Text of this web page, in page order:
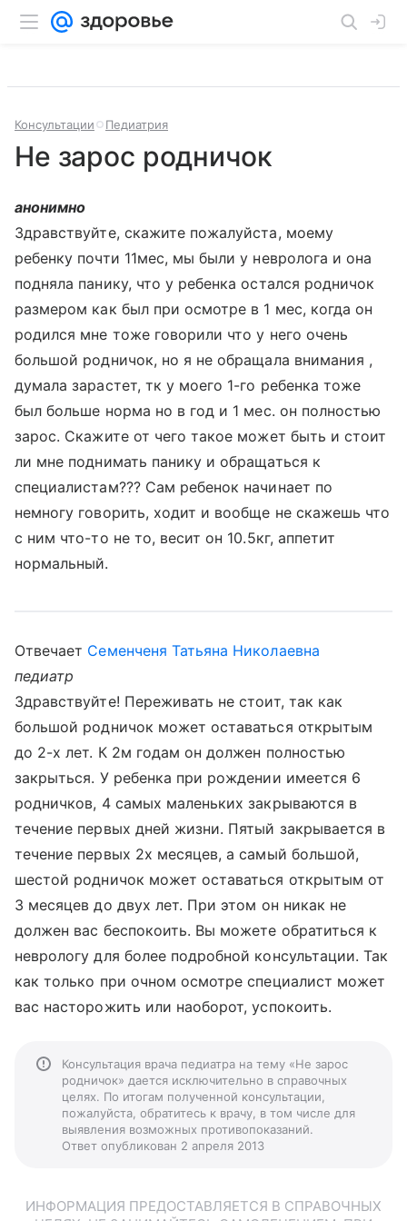
Консультации Педиатрия
Не зарос родничок
анонимно
Здравствуйте, скажите пожалуйста, моему
ребенку почти 11мес, мы были у невролога и она
подняла панику, что у ребенка остался родничок
размером как был при осмотре в 1 мес, когда он
родился мне тоже говорили что у него очень
большой родничок, но я не обращала внимания ,
думала зарастет, тк у моего 1-го ребенка тоже
был больше норма но в год и 1 мес. он полностью
зарос. Скажите от чего такое может быть и стоит
ли мне поднимать панику и обращаться к
специалистам??? Сам ребенок начинает по
немногу говорить, ходит и вообще не скажешь что
с ним что-то не то, весит он 10.5кг, аппетит
нормальный.
Отвечает Семенченя Татьяна Николаевна
педиатр
Здравствуйте! Переживать не стоит, так как
большой родничок может оставаться открытым
до 2-х лет. К 2м годам он должен полностью
закрыться. У ребенка при рождении имеется 6
родничков, 4 самых маленьких закрываются в
течение первых дней жизни. Пятый закрывается в
течение первых 2х месяцев, а самый большой,
шестой родничок может оставаться открытым от
3 месяцев до двух лет. При этом он никак не
должен вас беспокоить. Вы можете обратиться к
неврологу для более подробной консультации. Так
как только при очном осмотре специалист может
вас насторожить или наоборот, успокоить.
Консультация врача педиатра на тему «Не зарос
родничок» дается исключительно в справочных
целях. По итогам полученной консультации,
пожалуйста, обратитесь к врачу, в том числе для
выявления возможных противопоказаний.
Ответ опубликован 2 апреля 2013
ИНФОРМАЦИЯ ПРЕДОСТАВЛЯЕТСЯ В СПРАВОЧНЫХ